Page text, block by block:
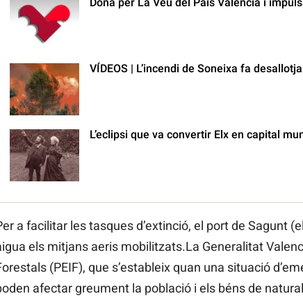
VÍDEOS | L’incendi de Soneixa fa
L’eclipsi que va convertir Elx en capital
a facilitar les tasques d’extinció, el port de Sagunt
els mitjans aeris mobilitzats.La Generalitat
(PEIF), que s’estableix quan una situació
afectar greument la població i els béns de